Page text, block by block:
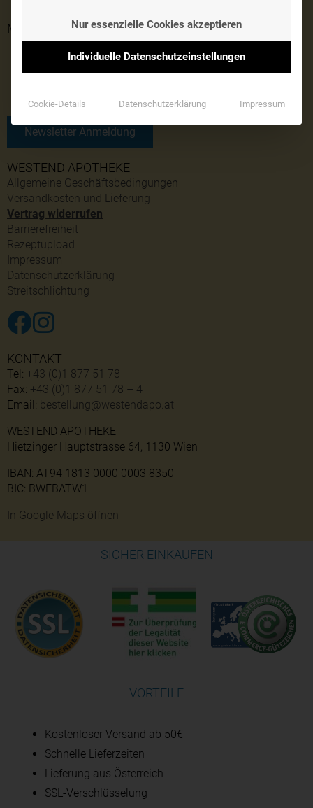
WESTEND APOTHEKE
Allgemeine Geschäftsbedingungen
Versandkosten und Lieferung
Vertrag widerrufen
Barrierefreiheit
Rezeptupload
Impressum
Datenschutzerklärung
Streitschlichtung
MONATLICHER NEWSLETTER
Newsletter Anmeldung
KONTAKT
Tel: +43 (0)1 877 51 78
Fax: +43 (0)1 877 51 78 – 4
Email: bestellung@westendapo.at
WESTEND APOTHEKE
Hietzinger Hauptstrasse 64, 1130 Wien
IBAN: AT94 1813 0000 0003 8350
BIC: BWFBATW1
In Google Maps öffnen
SICHER EINKAUFEN
VORTEILE
Kostenloser Versand ab 50€
Schnelle Lieferzeiten
Lieferung aus Österreich
SSL-Verschlüsselung
Nur essenzielle Cookies akzeptieren
Individuelle Datenschutzeinstellungen
Cookie-Details Datenschutzerklärung Impressum